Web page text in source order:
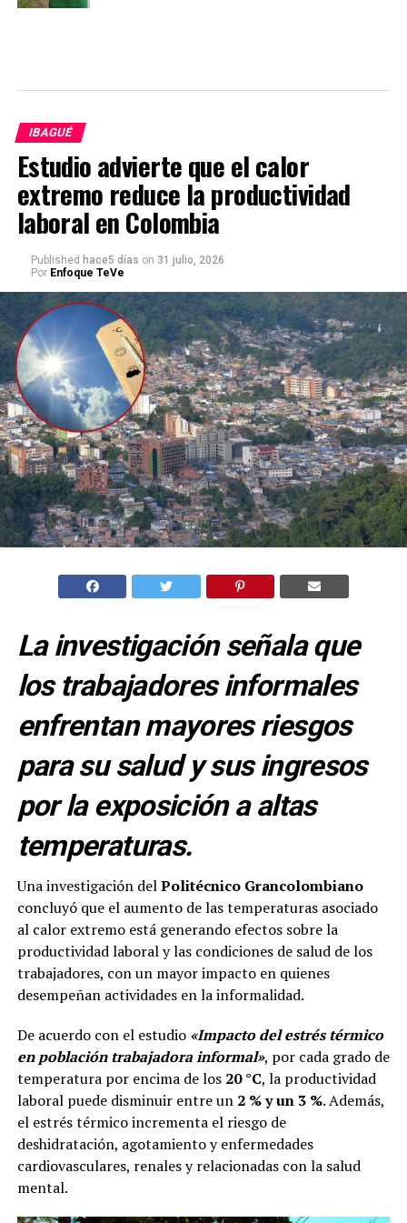
IBAGUÉ
Estudio advierte que el calor
extremo reduce la productividad
laboral en Colombia
Published hace5 días on 31 julio, 2026
Por Enfoque TeVe
La investigación señala que
los trabajadores informales
enfrentan mayores riesgos
para su salud y sus ingresos
por la exposición a altas
temperaturas.
Una investigación delPolitécnico Grancolombiano
concluyó que el aumento de las temperaturas asociado
al calor extremo está generando efectos sobre la
productividad laboral y las condiciones de salud de los
trabajadores, con un mayor impacto en quienes
desempeñan actividades en la informalidad.
De acuerdo con el estudio «Impacto del estrés térmico
en población trabajadora informal», por cada grado de
temperatura por encima de los 20 °C, la productividad
laboral puede disminuir entre un 2 % y un 3 %. Además,
el estrés térmico incrementa el riesgo de
deshidratación, agotamiento y enfermedades
cardiovasculares, renales y relacionadas con la salud
mental.